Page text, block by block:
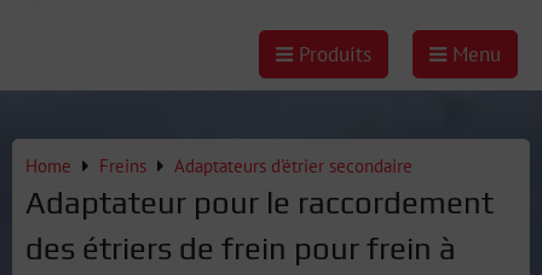
Produits Menu
Home Freins Adaptateurs d'étrier secondaire
Adaptateur pour le raccordement
des étriers de frein pour frein à